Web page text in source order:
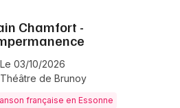
Chamfort -
Le 03/10/2026
Théâtre de Brunoy
française en Essonne